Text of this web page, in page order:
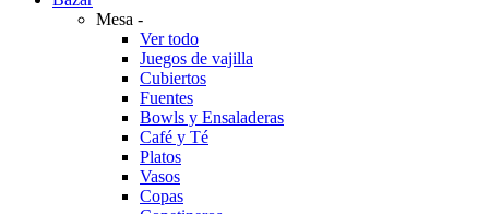
Mesa -
Ver todo
Juegos de vajilla
Cubiertos
Fuentes
Bowls y Ensaladeras
Café y Té
Platos
Vasos
Copas